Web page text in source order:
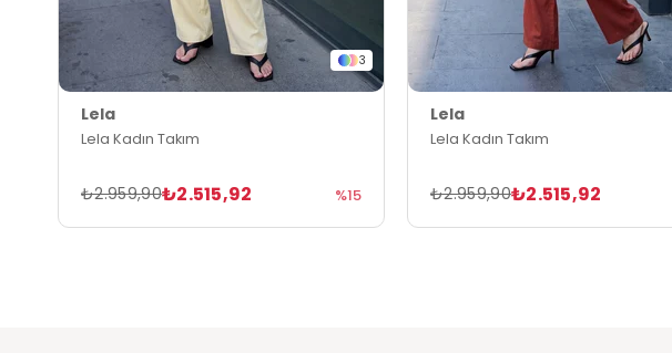
3
Lela
Lela Kadın Takım
₺2.515,92
₺2.959,90 %15
Lela
Lela Kadın Takım
₺2.515,92
₺2.959,90